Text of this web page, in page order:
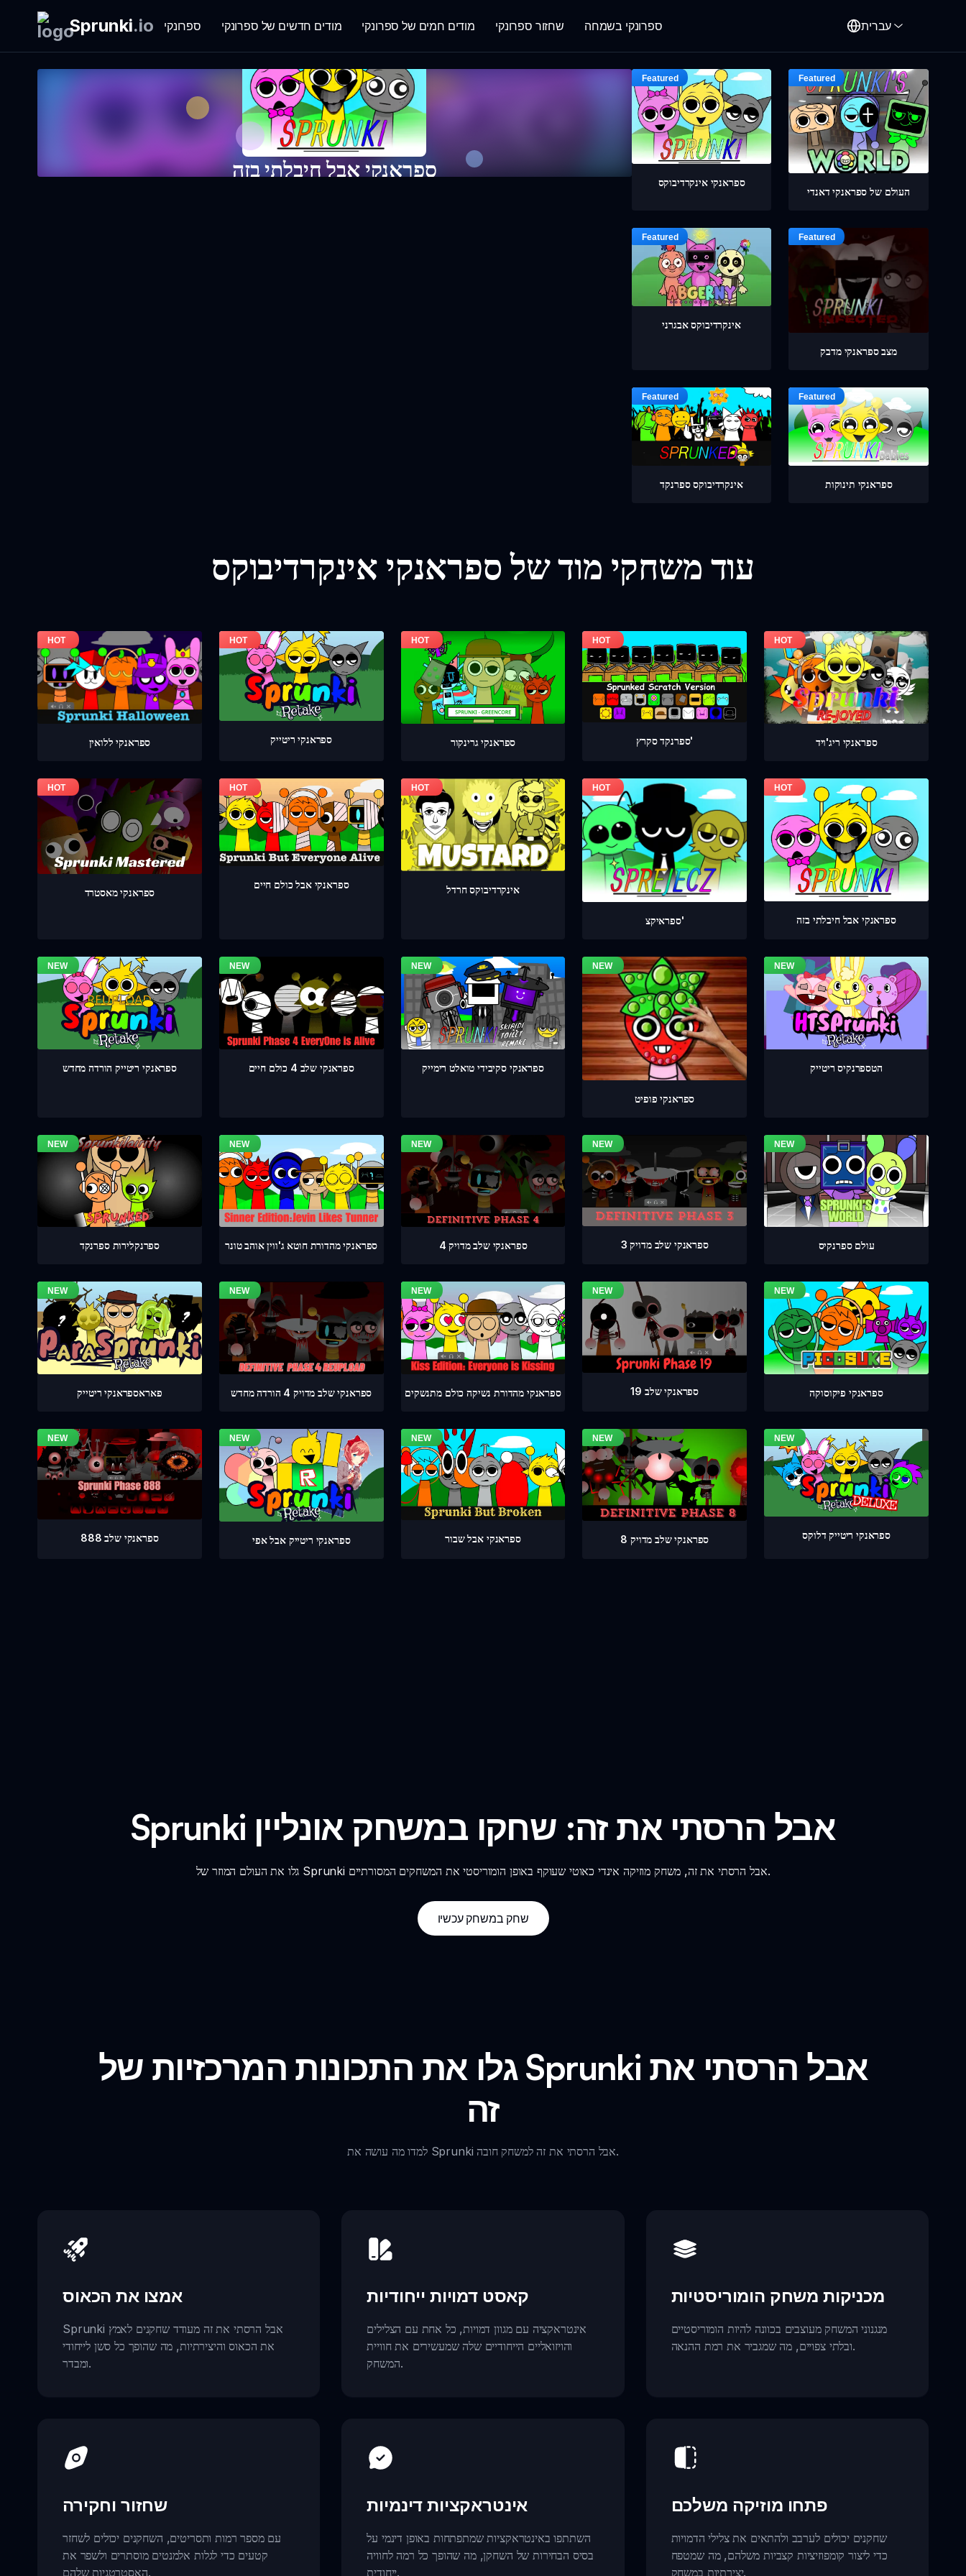
Sprunki.io ספרונקי מודים חדשים של ספרונקי מודים חמים של ספרונקי שחזור ספרונקי ספרונקי בשמחה עברית
ספראנקי אבל חיבלתי בזה ספראנקי אינקרדיבוקס
העולם של ספראנקי דאנדי
אינקרדיבוקס אבגרני
מצב ספראנקי מדבק
אינקרדיבוקס ספרנקד ספראנקי תינוקות
עוד משחקי מוד של ספראנקי אינקרדיבוקס
ספראנקי ללואין ספראנקי ריטייק ספראנקי גרינקור ספרנקד סקרץ' ספראנקי ריג'ויד
ספראנקי מאסטרד
ספראנקי אבל כולם חיים אינקרדיבוקס חרדל
ספראיקצ' ספראנקי אבל חיבלתי בזה
ספראנקי ריטייק הורדה מחדש ספראנקי שלב 4 כולם חיים ספראנקי סקיבידי טואלט רימייק
ספראנקי פופיט
הטספרנקיס ריטייק
ספרנקלירות ספרנקד ספראנקי מהדורת חוטא ג'ווין אוהב טונר ספראנקי שלב מדויק 4 ספראנקי שלב מדויק 3 עולם ספרנקיס
פאראספראנקי ריטייק ספראנקי שלב מדויק 4 הורדה מחדש ספראנקי מהדורת נשיקה כולם מתנשקים ספראנקי שלב 19 ספראנקי פיקוסוקה
ספראנקי שלב 888 ספראנקי ריטייק אבל אפי ספראנקי אבל שבור ספראנקי שלב מדויק 8 ספראנקי ריטייק דלוקס
Sprunki אבל הרסתי את זה: שחקו במשחק אונליין
גלו את העולם המוזר של Sprunki אבל הרסתי את זה, משחק מוזיקה אינדי כאוטי שעוקף באופן הומוריסטי את המשחקים המסורתיים.
שחק במשחק עכשיו
גלו את התכונות המרכזיות של Sprunki אבל הרסתי את
זה
למדו מה עושה את Sprunki אבל הרסתי את זה למשחק חובה.
אמצו את הכאוס
Sprunki אבל הרסתי את זה מעודד שחקנים לאמץ
את הכאוס והיצירתיות, מה שהופך כל סשן לייחודי
ומבדר.
קאסט דמויות ייחודיות
אינטראקציה עם מגוון דמויות, כל אחת עם הצלילים
והויזואליים הייחודיים שלה שמעשירים את חוויית
המשחק.
מכניקות משחק הומוריסטיות
מנגנוני המשחק מעוצבים בכוונה להיות הומוריסטיים
ובלתי צפויים, מה שמגביר את רמת ההנאה.
שחזור וחקירה
עם מספר רמות ותסריטים, השחקנים יכולים לשחזר
קטעים כדי לגלות אלמנטים מוסתרים ולשפר את
האסטרטגיות שלהם.
אינטראקציות דינמיות
השתתפו באינטראקציות שמתפתחות באופן דינמי על
בסיס הבחירות של השחקן, מה שהופך כל רמה לחוויה
ייחודית.
פתחו מוזיקה משלכם
שחקנים יכולים לערבב ולהתאים את צלילי הדמויות
כדי ליצור קומפוזיציות קצביות משלהם, מה שמטפח
יצירתיות במשחק.